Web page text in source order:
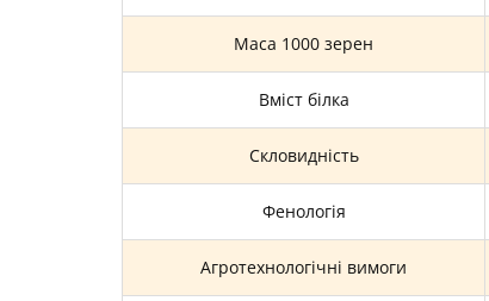
Маса 1000 зерен
Вміст білка
Скловидність
Фенологія
Агротехнологічні вимоги